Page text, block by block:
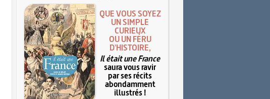
QUE VOUS SOYEZ
UN SIMPLE
CURIEUX
OU UN FÉRU
D'HISTOIRE,
Il était une France
saura vous ravir
par ses récits
abondamment
illustrés !